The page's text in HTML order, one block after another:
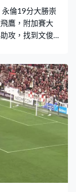
永倫19分大勝崇
鷹，附加賽大
攻，找到文俊
貫。 白衫香港
規賽第3鬥第6，
到尾，基拔攻入
賽。